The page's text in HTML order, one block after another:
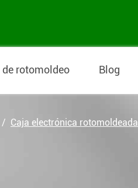
de rotomoldeo Blog
Caja electrónica rotomoldeada